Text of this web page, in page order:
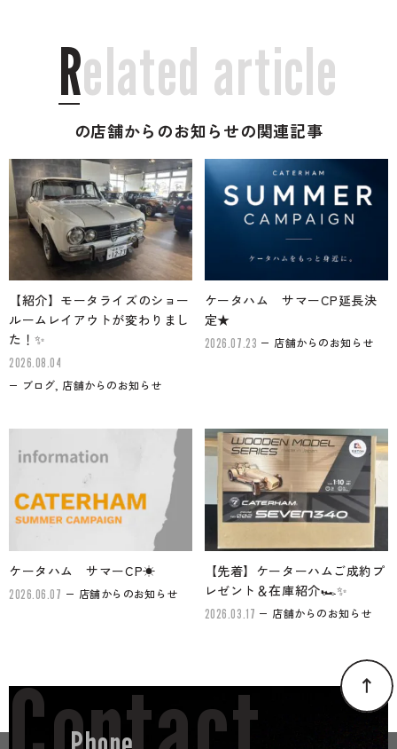
Related article
の店舗からのお知らせの関連記事
【紹介】モータライズのショー
ルームレイアウトが変わりまし
た！✨
2026.08.04
ブログ, 店舗からのお知らせ
ケータハム サマーCP延長決
定★
2026.07.23 店舗からのお知らせ
ケータハム サマーCP☀
2026.06.07 店舗からのお知らせ
【先着】ケーターハムご成約プ
レゼント＆在庫紹介🏎✨
2026.03.17 店舗からのお知らせ